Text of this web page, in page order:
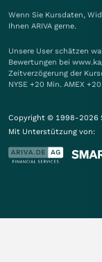
Wenn Sie Kursdaten,
Ihnen ARIVA gerne.
Unsere User schätzen
Bewertungen bei
Zeitverzögerung der
NYSE +20 Min. AMEX
Copyright © 1998-2026
Mit Unterstützung von: